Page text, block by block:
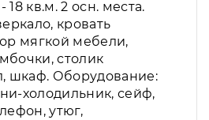
кв.м. 2 осн. места.
кровать
мягкой мебели,
столик
шкаф. Оборудование:
холодильник, сейф,
утюг,